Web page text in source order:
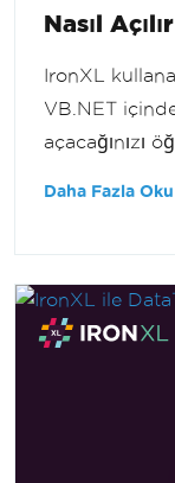
Nasıl Açılır
IronXL
VB.NET
açacağınızı
Daha Fazla Oku